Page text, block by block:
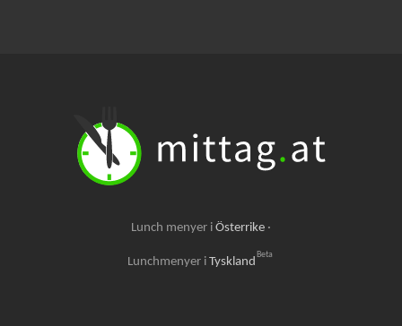
Lunch menyer i Österrike ·
Lunchmenyer i Tyskland Beta